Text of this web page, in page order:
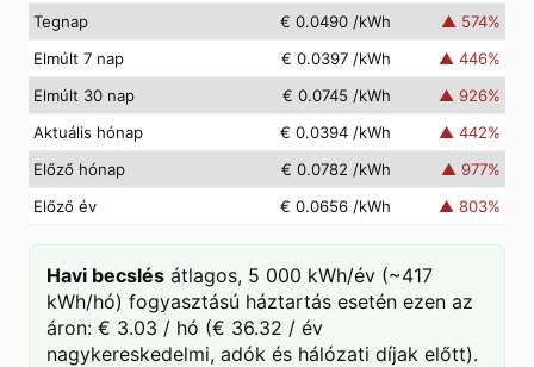
Tegnap
€ 0.0490 /kWh ▲ 574%
Elmúlt 7 nap
€ 0.0397 /kWh ▲ 446%
Elmúlt 30 nap
€ 0.0745 /kWh ▲ 926%
Aktuális hónap
€ 0.0394 /kWh ▲ 442%
Előző hónap
€ 0.0782 /kWh ▲ 977%
Előző év
€ 0.0656 /kWh ▲ 803%
Havi becslés átlagos, 5 000 kWh/év (~417
kWh/hó) fogyasztású háztartás esetén ezen az
áron: € 3.03 / hó (€ 36.32 / év
nagykereskedelmi, adók és hálózati díjak előtt).